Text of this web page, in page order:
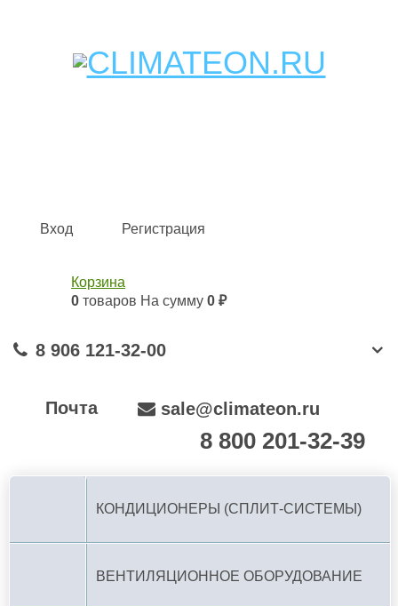
Кондиционеры и сплит-системы, газовые котлы,
Вход Регистрация
Корзина
0 товаров На сумму 0 ₽
8 906 121-32-00
Почта sale@climateon.ru
8 800 201-32-39
КОНДИЦИОНЕРЫ (СПЛИТ-СИСТЕМЫ)
ВЕНТИЛЯЦИОННОЕ ОБОРУДОВАНИЕ